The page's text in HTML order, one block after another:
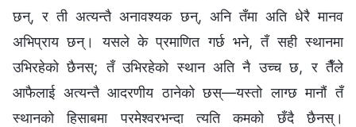
छन्, र ती अत्यन्तै अनावश्यक छन्, अनि तँमा अति धेरै मानव
अभिप्राय छन्। यसले के प्रमाणित गर्छ भने, तँ सही स्थानमा
उभिरहेको छैनस्; तँ उभिरहेको स्थान अति नै उच्‍च छ, र तैँले
आफैलाई अत्यन्तै आदरणीय ठानेको छस्—यस्तो लाग्छ मानौं तँ
स्थानको हिसाबमा परमेश्‍वरभन्दा त्यति कमको छँदै छैनस्।